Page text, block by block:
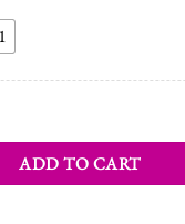
ADD TO CART